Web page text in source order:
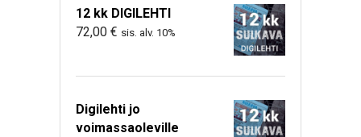
12 kk DIGILEHTI
72,00 € sis. alv. 10%
Digilehti jo
voimassaoleville